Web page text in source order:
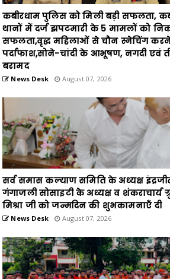
सफलता,वृद्ध महिलाओं से चौन स्नेचिंग करने
पर्दाफाश,सोने-चांदी के आभूषण, नगदी एवं
बरामद
News Desk August 07, 2026
सर्व समास कल्याण समिति के अध्यक्ष इंद्रजीत
गंगाजली सोसाइटी के अध्यक्ष व शंकराचार्य
मिश्रा जी को जन्मदिन की शुभकामनाएँ दी
News Desk August 07, 2026